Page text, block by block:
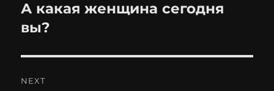
Previous
post:
А какая женщина сегодня
вы?
NEXT